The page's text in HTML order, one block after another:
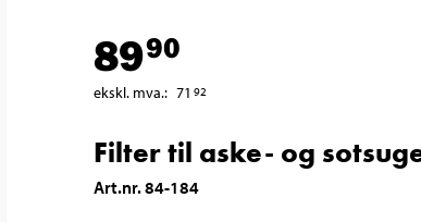
8990
ekskl. mva.: 71 92
Filter til aske- og
Art.nr.84-184